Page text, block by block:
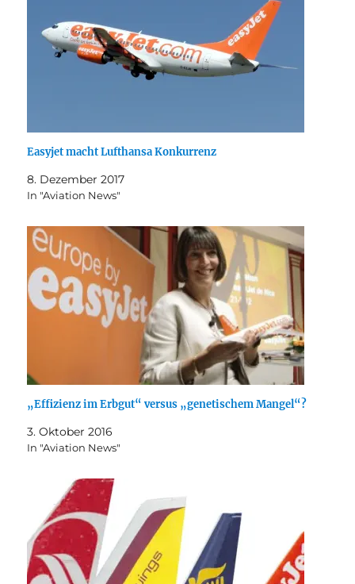
Easyjet macht Lufthansa Konkurrenz
8. Dezember 2017
In "Aviation News"
„Effizienz im Erbgut“ versus „genetischem Mangel“?
3. Oktober 2016
In "Aviation News"